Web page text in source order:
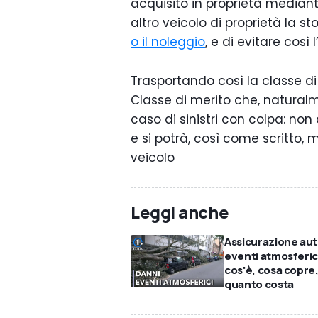
acquisito in proprietà
altro veicolo di proprietà la
o il noleggio, e di evitare così
Trasportando così la classe
Classe di merito che,
caso di sinistri con colpa:
e si potrà, così come scritto,
veicolo
Leggi anche
Assicurazione
eventi
cos'è, cosa copre,
quanto costa